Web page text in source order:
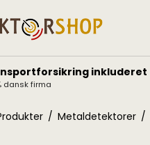
Icon / Icon X
inkluderet
dansk firma
/ Metaldetektorer /